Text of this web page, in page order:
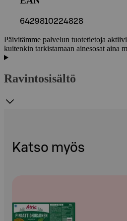
6429810224828
Päivitämme palvelun tuotetietoja
kuitenkin tarkistamaan ainesosat aina
Ravintosisältö
Katso myös